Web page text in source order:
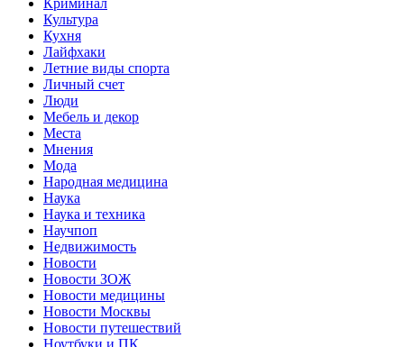
Культура
Кухня
Лайфхаки
Летние виды спорта
Личный счет
Люди
Мебель и декор
Места
Мнения
Мода
Народная медицина
Наука
Наука и техника
Научпоп
Недвижимость
Новости
Новости ЗОЖ
Новости медицины
Новости Москвы
Новости путешествий
Ноутбуки и ПК